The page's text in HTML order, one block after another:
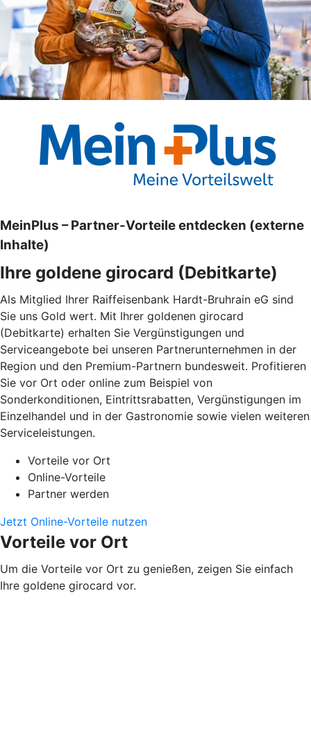
MeinPlus – Partner-Vorteile entdecken (externe
Inhalte)
Ihre goldene girocard (Debitkarte)
Als Mitglied Ihrer Raiffeisenbank Hardt-Bruhrain eG sind
Sie uns Gold wert. Mit Ihrer goldenen girocard
(Debitkarte) erhalten Sie Vergünstigungen und
Serviceangebote bei unseren Partnerunternehmen in der
Region und den Premium-Partnern bundesweit. Profitieren
Sie vor Ort oder online zum Beispiel von
Sonderkonditionen, Eintrittsrabatten, Vergünstigungen im
Einzelhandel und in der Gastronomie sowie vielen weiteren
Serviceleistungen.
Vorteile vor Ort
Online-Vorteile
Partner werden
Jetzt Online-Vorteile nutzen
Vorteile vor Ort
Um die Vorteile vor Ort zu genießen, zeigen Sie einfach
Ihre goldene girocard vor.